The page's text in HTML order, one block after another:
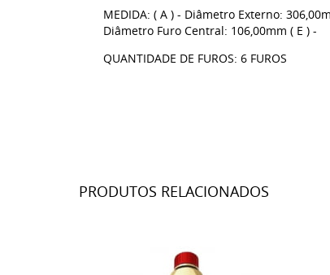
MEDIDA: ( A ) - Diâmetro Externo:
Diâmetro Furo Central: 106,00mm ( E ) -
QUANTIDADE DE FUROS: 6 FUROS
PRODUTOS RELACIONADOS